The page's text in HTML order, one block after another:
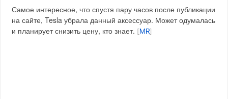
Самое интересное, что спустя пару часов после публикации
на сайте, Tesla убрала данный аксессуар. Может одумалась
и планирует снизить цену, кто знает.
MR